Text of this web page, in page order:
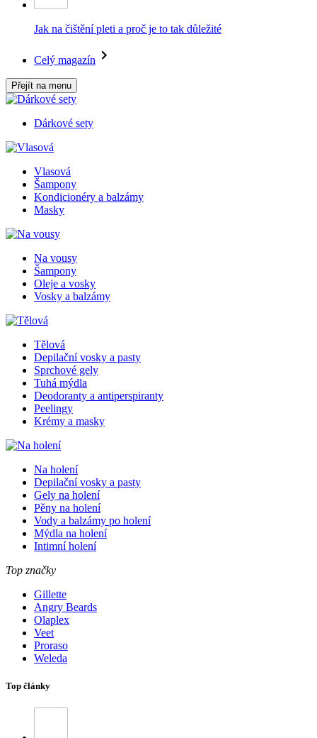
Jak na čištění pleti a proč je to tak důležité
Celý magazín
Přejít na menu
Dárkové sety
Vlasová
Šampony
Kondicionéry a balzámy
Masky
Na vousy
Šampony
Oleje a vosky
Vosky a balzámy
Tělová
Depilační vosky a pasty
Sprchové gely
Tuhá mýdla
Deodoranty a antiperspiranty
Peelingy
Krémy a masky
Na holení
Depilační vosky a pasty
Gely na holení
Pěny na holení
Vody a balzámy po holení
Mýdla na holení
Intimní holení
Top značky
Gillette
Angry Beards
Olaplex
Veet
Proraso
Weleda
Top články